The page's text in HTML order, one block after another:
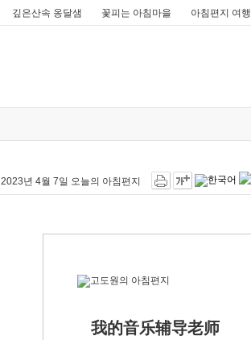
깊은산속 옹달샘 꽃피는 아침마을 아침편지 여행
2023년 4월 7일 오늘의 아침편지
我的音乐辅导老师